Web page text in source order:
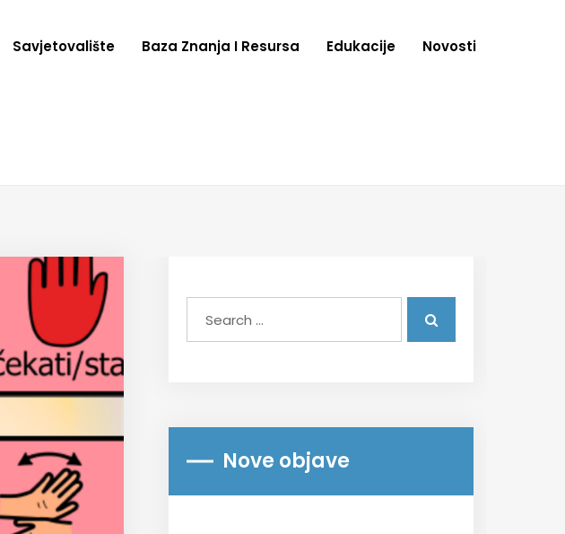
Savjetovalište Baza Znanja I Resursa Edukacije Novosti
Nove objave